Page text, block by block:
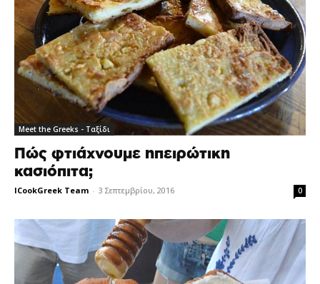
Meet the Greeks - Ταξίδι
Πώς φτιάχνουμε ηπειρώτικη
κασιόπιτα;
ICookGreek Team - 3 Σεπτεμβρίου, 2016 0